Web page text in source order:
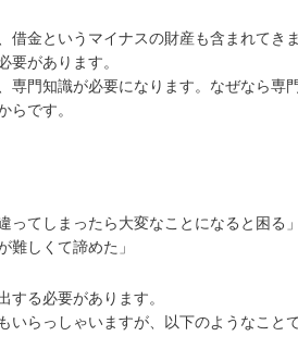
金というマイナスの財産も含まれてき
要があります。
門知識が必要になります。なぜなら専
らです。
ってしまったら大変なことになると困る」
難しくて諦めた」
る必要があります。
らっしゃいますが、以下のようなこと